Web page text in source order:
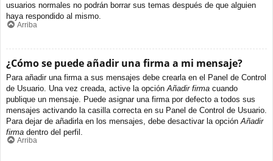
usuarios normales no podrán borrar sus temas después de que alguien
haya respondido al mismo.
Arriba
¿Cómo se puede añadir una firma a mi mensaje?
Para añadir una firma a sus mensajes debe crearla en el Panel de Control
de Usuario. Una vez creada, active la opción Añadir firma cuando
publique un mensaje. Puede asignar una firma por defecto a todos sus
mensajes activando la casilla correcta en su Panel de Control de Usuario.
Para dejar de añadirla en los mensajes, debe desactivar la opción Añadir
firma dentro del perfil.
Arriba